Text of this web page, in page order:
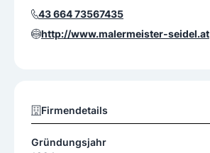
43 664 73567435
http://www.malermeister-seidel.at
Firmendetails
Gründungsjahr